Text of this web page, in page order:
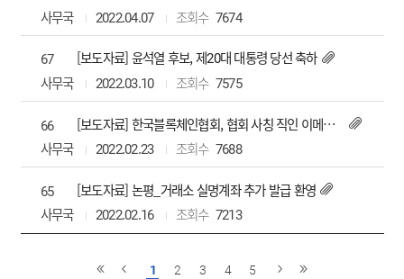
사무국
2022.04.07 7674
67
[보도자료] 윤석열 후보, 제20대 대통령 당선 축하
사무국
2022.03.10 7575
66
[보도자료] 한국블록체인협회, 협회 사칭 직인 이메일 주의 당부
사무국
2022.02.23 7688
65
[보도자료] 논평_거래소 실명계좌 추가 발급 환영
사무국
2022.02.16 7213
1 2 3 4 5